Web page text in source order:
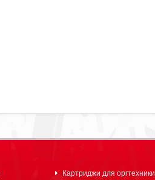
Картриджи для оргтехники